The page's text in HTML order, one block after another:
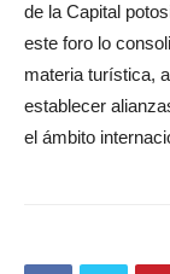
de la Capital
este foro lo
materia turística,
establecer
el ámbito